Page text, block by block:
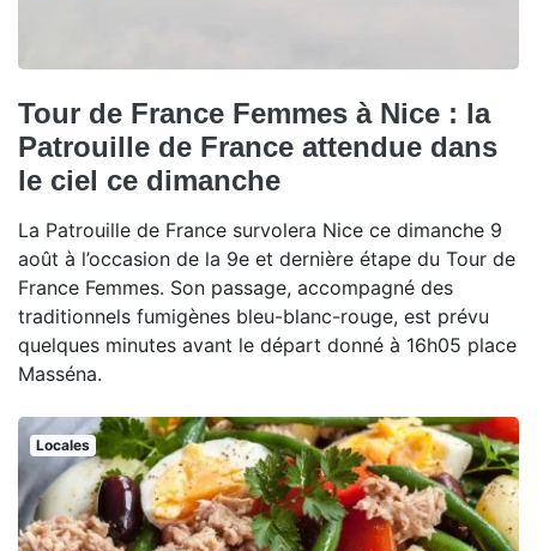
Tour de France Femmes à Nice : la
Patrouille de France attendue dans
le ciel ce dimanche
La Patrouille de France survolera Nice ce dimanche 9
août à l’occasion de la 9e et dernière étape du Tour de
France Femmes. Son passage, accompagné des
traditionnels fumigènes bleu-blanc-rouge, est prévu
quelques minutes avant le départ donné à 16h05 place
Masséna.
Locales